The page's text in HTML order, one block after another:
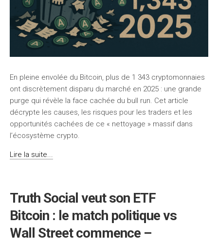
En pleine envolée du Bitcoin, plus de 1 343 cryptomonnaies
ont discrètement disparu du marché en 2025 : une grande
purge qui révèle la face cachée du bull run. Cet article
décrypte les causes, les risques pour les traders et les
opportunités cachées de ce « nettoyage » massif dans
l’écosystème crypto.
Lire la suite...
Truth Social veut son ETF
Bitcoin : le match politique vs
Wall Street commence –